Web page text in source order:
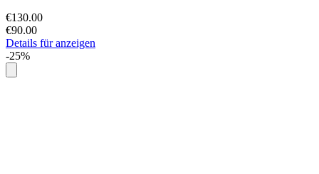
€130.00
€90.00
Details für anzeigen
-25%